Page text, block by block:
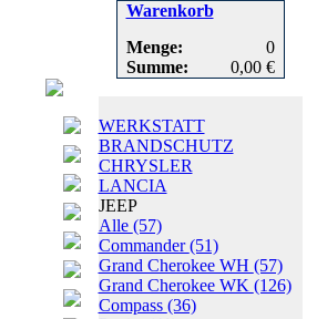
Warenkorb
Menge:
0
Summe:
0,00 €
WERKSTATT
BRANDSCHUTZ
CHRYSLER
LANCIA
JEEP
Alle (57)
Commander(51)
Grand Cherokee WH (57)
Grand Cherokee WK (126)
Compass (36)